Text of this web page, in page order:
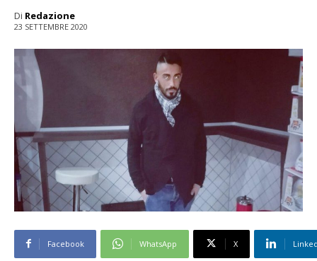
Di Redazione
23 SETTEMBRE 2020
Facebook WhatsApp X